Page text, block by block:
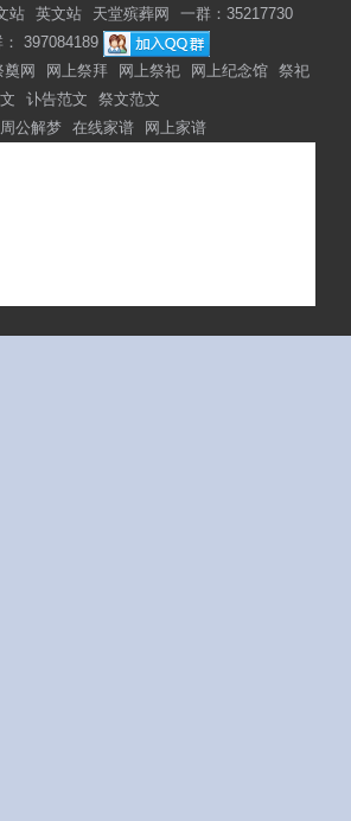
站 英文站 天堂殡葬网
一群：35217730
397084189
奠网 网上祭拜 网上祭祀 网上纪念馆 祭祀
讣告范文
祭文范文
周公解梦 在线家谱 网上家谱